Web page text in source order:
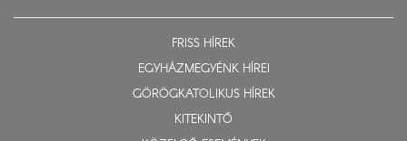
FRISS HÍREK
EGYHÁZMEGYÉNK HÍREI
GÖRÖGKATOLIKUS HÍREK
KITEKINTŐ